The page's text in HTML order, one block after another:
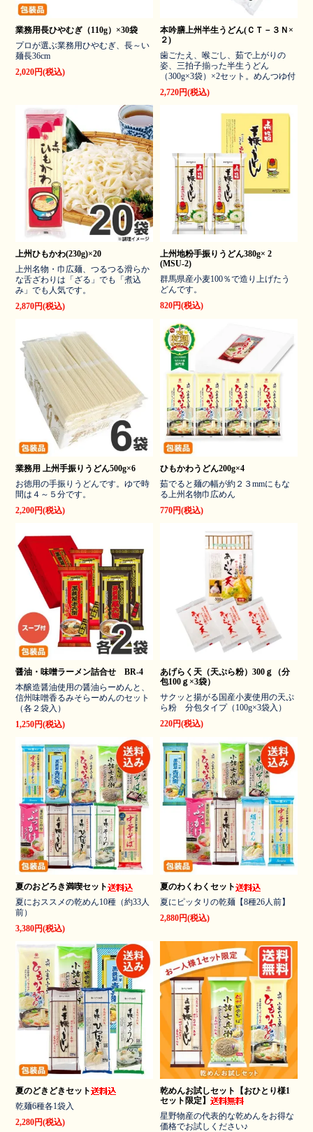
業務用長ひやむぎ（110g）×30袋
プロが選ぶ業務用ひやむぎ、長～い
麺長36cm
2,020円(税込)
本吟膳上州半生うどん(ＣＴ－３Ｎ×
２)
歯ごたえ、喉ごし、茹で上がりの
姿、三拍子揃った半生うどん
（300g×3袋）×2セット。めんつゆ付
2,720円(税込)
上州ひもかわ(230g)×20
上州名物・巾広麺、つるつる滑らか
な舌ざわりは「ざる」でも「煮込
み」でも人気です。
2,870円(税込)
上州地粉手振りうどん380g× 2
(MSU-2)
群馬県産小麦100％で造り上げたう
どんです。
820円(税込)
業務用 上州手振りうどん500g×6
お徳用の手振りうどんです。ゆで時
間は４～５分です。
2,200円(税込)
ひもかわうどん200g×4
茹でると麺の幅が約２３mmにもな
る上州名物巾広めん
770円(税込)
醤油・味噌ラーメン詰合せ BR-4
本醸造醤油使用の醤油らーめんと、
信州味噌香るみそらーめんのセット
（各２袋入）
1,250円(税込)
あげらく天（天ぷら粉）300ｇ（分
包100ｇ×3袋）
サクッと揚がる国産小麦使用の天ぷ
ら粉 分包タイプ（100g×3袋入）
220円(税込)
夏のおどろき満喫セット
夏におススメの乾めん10種（約33人
前）
3,380円(税込)
夏のわくわくセット
夏にピッタリの乾麺【8種26人前】
2,880円(税込)
夏のどきどきセット
乾麺6種各1袋入
2,280円(税込)
乾めんお試しセット【おひとり様1
セット限定】
星野物産の代表的な乾めんをお得な
価格でお試しください♪